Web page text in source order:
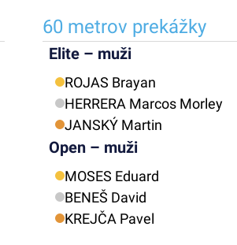
60 metrov prekážky
Elite – muži
ROJAS Brayan
HERRERA Marcos Morley
JANSKÝ Martin
Open – muži
MOSES Eduard
BENEŠ David
KREJČA Pavel